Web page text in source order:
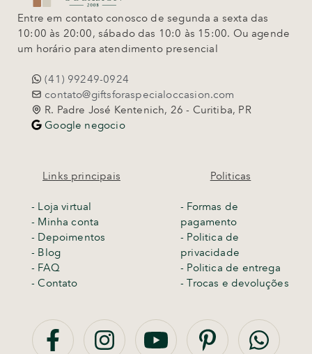
Entre em contato conosco de segunda a sexta das
10:00 às 20:00, sábado das 10:0 às 15:00. Ou agende
um horário para atendimento presencial
(41) 99249-0924
contato@giftsforaspecialoccasion.com
R. Padre José Kentenich, 26 - Curitiba, PR
Google negocio
Links principais
- Loja virtual
- Minha conta
- Depoimentos
- Blog
- FAQ
- Contato
Politicas
- Formas de
pagamento
- Politica de
privacidade
- Politica de entrega
-Trocas e devoluções